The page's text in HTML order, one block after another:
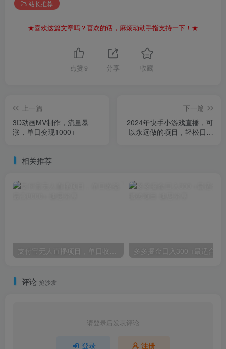
站长推荐
★喜欢这篇文章吗？喜欢的话，麻烦动动手指支持一下！★
点赞 9 分享 收藏
上一篇
3D动画MV制作，流量暴
涨，单日变现1000+
下一篇
2024年快手小游戏直播，可
以永远做的项目，轻松日入
相关推荐
评论 抢沙发
请登录后发表评论
登录 注册